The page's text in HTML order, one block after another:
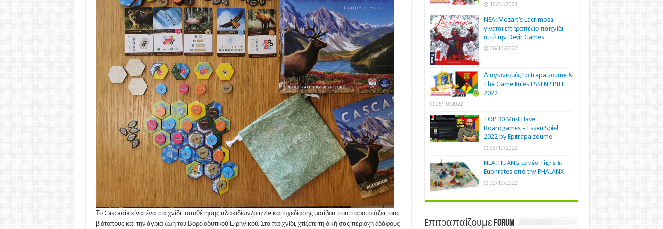
Το Cascadia είναι ένα παιχνίδι τοποθέτησης πλακιδίων/puzzle και σχεδίασης μοτίβου που παρουσιάζει τους
βιότοπους και την άγρια ​​ζωή του Βορειοδυτικού Ειρηνικού. Στο παιχνίδι, χτίζετε τη δική σας περιοχή εδάφους
12/04/2023
NEA: Mozart’s Lacrimosa
γίνεται επιτραπέζιο παιχνίδι
από την Devir Games
06/10/2022
Διαγωνισμός Epitrapaizoume &
The Game Rules ESSEN SPIEL
2022
05/10/2022
TOP 30 Must Have
Boardgames – Essen Spiel
2022 by Epitrapaizoume
03/10/2022
NEA: HUANG το νέο Tigris &
Euphrates από την PHALANX
02/10/2022
Eπιτραπαίζουμε Forum